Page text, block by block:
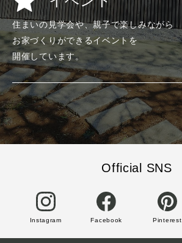
住まいの見学会や、親子で楽しみながら
お家づくりができるイベントを
開催しています。
Official SNS
Instagram Facebook Pinterest